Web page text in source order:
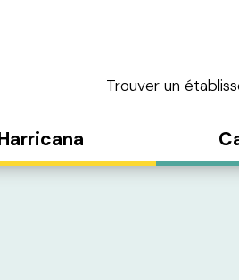
Trouver un